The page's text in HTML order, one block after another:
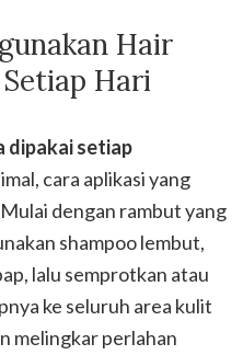
Hair
Hari
dipakai setiap
cara aplikasi yang
dengan rambut yang
shampoo lembut,
lalu semprotkan atau
ke seluruh area kulit
melingkar perlahan